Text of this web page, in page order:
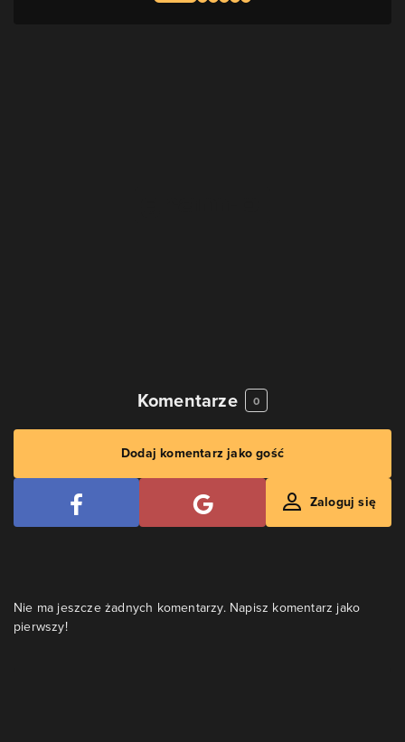
Komentarze 0
Dodaj komentarz jako gość
Zaloguj się
Nie ma jeszcze żadnych komentarzy. Napisz komentarz jako
pierwszy!